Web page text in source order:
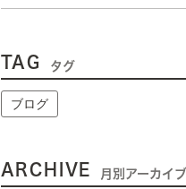
TAG タグ
ブログ
ARCHIVE 月別アーカイブ